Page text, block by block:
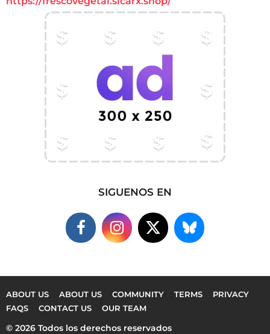
SIGUENOS EN
ABOUT US ABOUT US COMMUNITY TERMS
PRIVACY
FAQS
CONTACT US OUR TEAM
© 2026 Todos los derechos reservados